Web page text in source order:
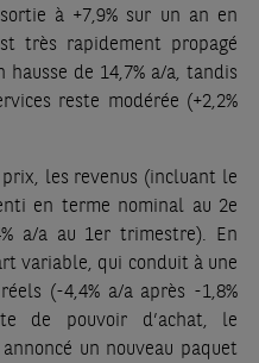
à +7,9% sur un an en
très rapidement propagé
de 14,7% a/a, tandis
reste modérée (+2,2%
les revenus (incluant le
en terme nominal au 2e
a/a au 1er trimestre). En
variable, qui conduit à une
(-4,4% a/a après -1,8%
de pouvoir d’achat, le
un nouveau paquet